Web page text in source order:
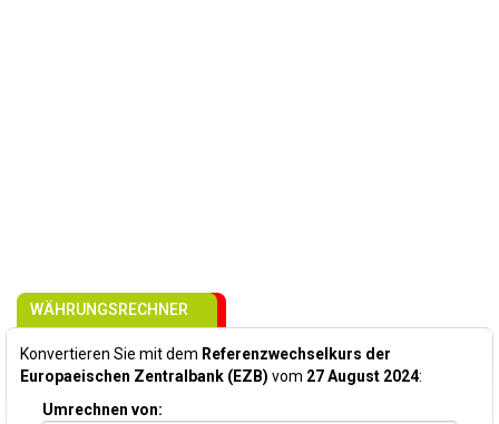
WÄHRUNGSRECHNER
Konvertieren Sie mit dem Referenzwechselkurs der
Europaeischen Zentralbank (EZB) vom 27 August 2024:
Umrechnen von: